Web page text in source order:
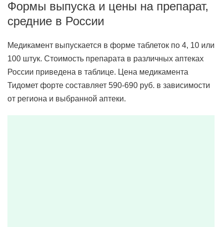
Формы выпуска и цены на препарат,
средние в России
Медикамент выпускается в форме таблеток по 4, 10 или
100 штук. Стоимость препарата в различных аптеках
России приведена в таблице. Цена медикамента
Тидомет форте составляет 590-690 руб. в зависимости
от региона и выбранной аптеки.